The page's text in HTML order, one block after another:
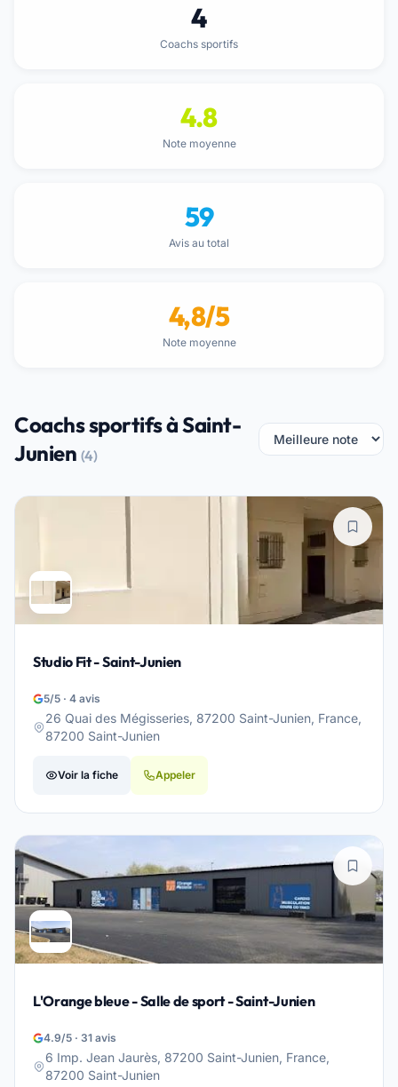
4
Coachs sportifs
4.8
Note moyenne
59
Avis au total
4,8/5
Note moyenne
Coachs sportifs à Saint-
Junien (4)
Studio Fit - Saint-Junien
5/5 · 4 avis
26 Quai des Mégisseries, 87200 Saint-Junien, France,
87200 Saint-Junien
Voir la fiche Appeler
L'Orange bleue - Salle de sport - Saint-Junien
4.9/5 · 31 avis
6 Imp. Jean Jaurès, 87200 Saint-Junien, France,
87200 Saint-Junien